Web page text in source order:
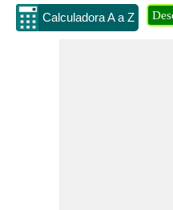
Calculadora A a Z